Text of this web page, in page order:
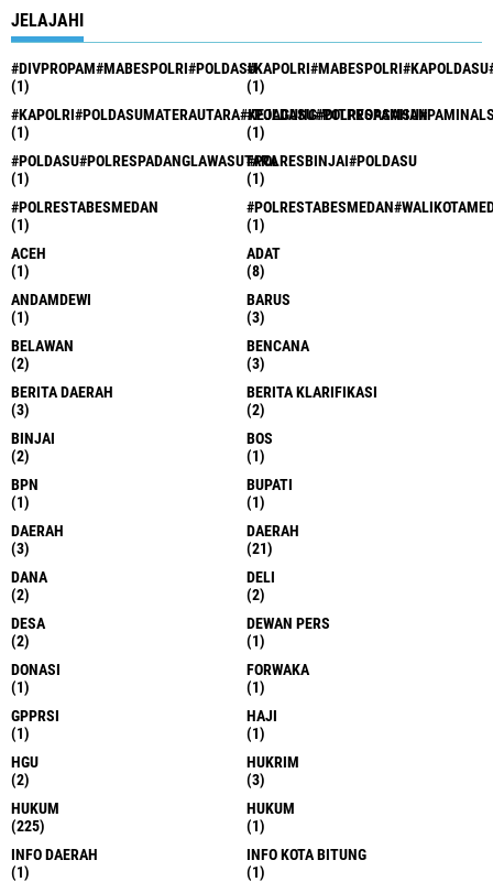
JELAJAHI
#DIVPROPAM#MABESPOLRI#POLDASU
(1)
(1)
(1)
#POLDASU#POLRESASAHAN
(1)
#POLDASU#POLRESPADANGLAWASUTARA
(1)
#POLRESBINJAI#POLDASU
(1)
#POLRESTABESMEDAN
(1)
(1)
ACEH
(1)
ADAT
(8)
ANDAMDEWI
(1)
BARUS
(3)
BELAWAN
(2)
BENCANA
(3)
BERITA DAERAH
(3)
BERITA KLARIFIKASI
(2)
BINJAI
(2)
BOS
(1)
BPN
(1)
BUPATI
(1)
DAERAH
(3)
DAERAH
(21)
DANA
(2)
DELI
(2)
DESA
(2)
DEWAN PERS
(1)
DONASI
(1)
FORWAKA
(1)
GPPRSI
(1)
HAJI
(1)
HGU
(2)
HUKRIM
(3)
HUKUM
(225)
HUKUM
(1)
INFO DAERAH
(1)
INFO KOTA BITUNG
(1)